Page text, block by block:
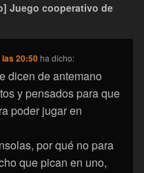
Juego cooperativo de
las 20:50 ha dicho:
dicen de antemano
y pensados para que
poder jugar en
por qué no para
que pican en uno,